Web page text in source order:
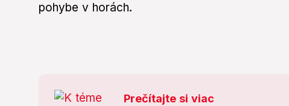
pohybe v horách.
Prečítajte si viac